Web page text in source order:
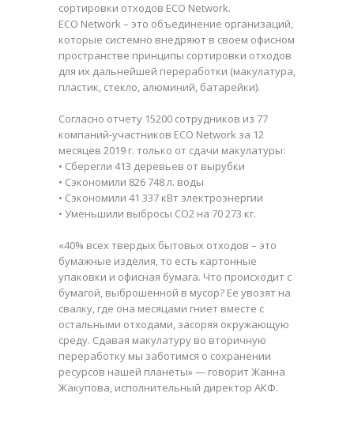
сортировки отходов ECO Network.
ECO Network – это объединение организаций,
которые системно внедряют в своем офисном
пространстве принципы сортировки отходов
для их дальнейшей переработки (макулатура,
пластик, стекло, алюминий, батарейки).
Согласно отчету 15200 сотрудников из 77
компаний-участников ECO Network за 12
месяцев 2019 г. только от сдачи макулатуры:
• Сберегли 413 деревьев от вырубки
• Сэкономили 826 748 л. воды
• Сэкономили 41 337 кВт электроэнергии
• Уменьшили выбросы СО2 на 70 273 кг.
«40% всех твердых бытовых отходов – это
бумажные изделия, то есть картонные
упаковки и офисная бумага. Что происходит с
бумагой, выброшенной в мусор? Ее увозят на
свалку, где она месяцами гниет вместе с
остальными отходами, засоряя окружающую
среду. Сдавая макулатуру во вторичную
переработку мы заботимся о сохранении
ресурсов нашей планеты» — говорит Жанна
Жакупова, исполнительный директор АКФ.